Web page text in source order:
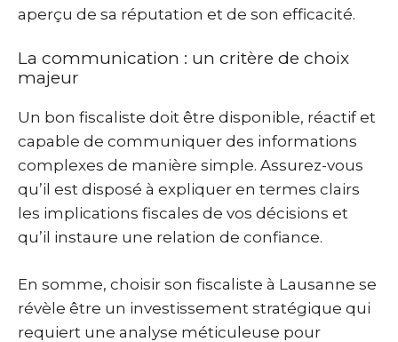
aperçu de sa réputation et de son efficacité.
La communication : un critère de choix
majeur
Un bon fiscaliste doit être disponible, réactif et
capable de communiquer des informations
complexes de manière simple. Assurez-vous
qu’il est disposé à expliquer en termes clairs
les implications fiscales de vos décisions et
qu’il instaure une relation de confiance.
En somme, choisir son fiscaliste à Lausanne se
révèle être un investissement stratégique qui
requiert une analyse méticuleuse pour